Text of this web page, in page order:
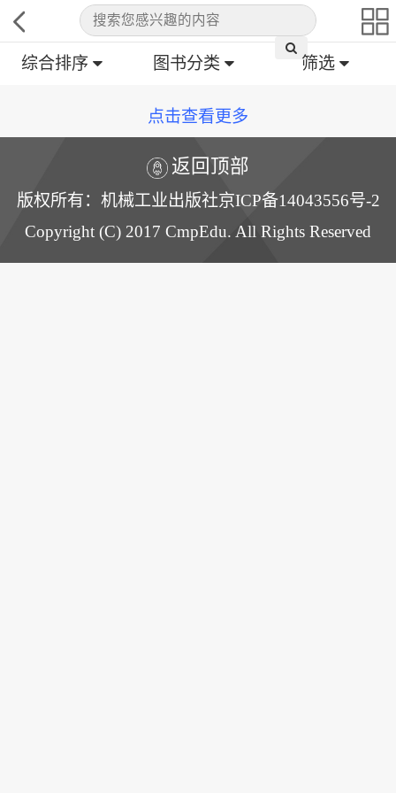
综合排序 图书分类 筛选
点击查看更多
返回顶部
版权所有：机械工业出版社京ICP备14043556号-2
Copyright (C) 2017 CmpEdu. All Rights Reserved